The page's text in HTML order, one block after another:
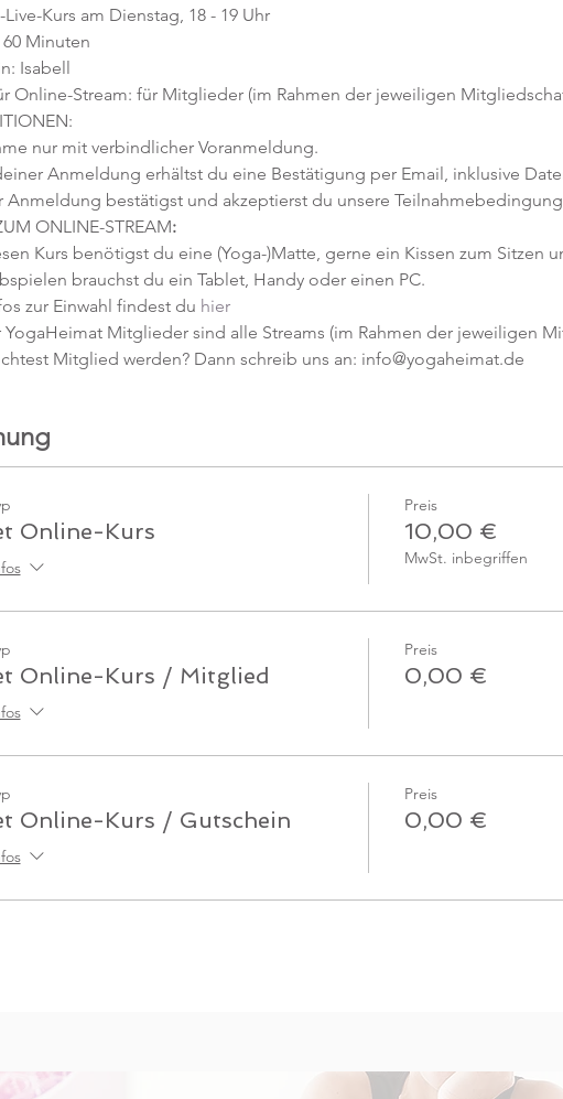
Kurs am Dienstag, 18 - 19 Uhr
Minuten
Isabell
Online-Stream: für Mitglieder (im Rahmen der jeweiligen
nur mit verbindlicher Voranmeldung.
Anmeldung erhältst du eine Bestätigung per Email, inklusive
Anmeldung bestätigst und akzeptierst du unsere
ONLINE-STREAM:
Kurs benötigst du eine (Yoga-)Matte, gerne ein Kissen zum Sitzen
brauchst du ein Tablet, Handy oder einen PC.
zur Einwahl findest du hier
YogaHeimat Mitglieder sind alle Streams (im Rahmen der jeweiligen
Mitglied werden? Dann schreib uns an: info@yogaheimat.de
Online-Kurs
Preis
10,00 €
MwSt. inbegriffen
Online-Kurs / Mitglied
Preis
0,00 €
Online-Kurs / Gutschein
Preis
0,00 €